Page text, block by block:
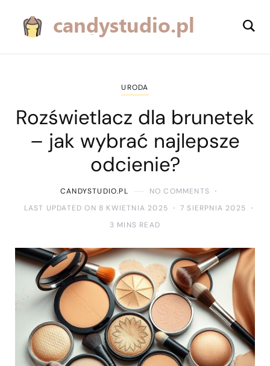
URODA
Rozświetlacz dla brunetek
– jak wybrać najlepsze
odcienie?
CANDYSTUDIO.PL
NO COMMENTS
LAST UPDATED ON 8 KWIETNIA 2025
7 SIERPNIA 2025
3 MINS READ